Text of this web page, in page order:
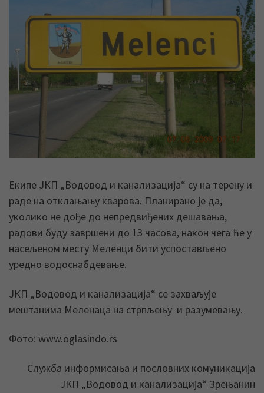
Екипе ЈКП „Водовод и канализација“ су на терену и
раде на отклањању кварова. Планирано је да,
уколико не дође до непредвиђених дешавања,
радови буду завршени до 13 часова, након чега ће у
насељеном месту Меленци бити успостављено
уредно водоснабдевање.
ЈКП „Водовод и канализација“ се захваљује
мештанима Меленаца на стрпљењу и разумевању.
Фото: www.oglasindo.rs
Служба информисања и пословних комуникација
ЈКП „Водовод и канализација“ Зрењанин